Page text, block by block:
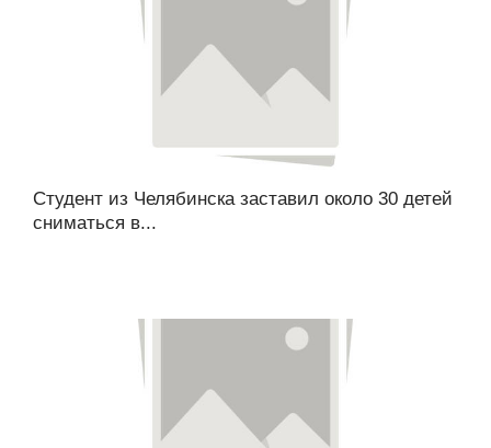
Студент из Челябинска заставил около 30 детей
сниматься в...